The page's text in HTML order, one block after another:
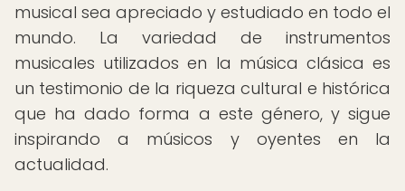
musical sea apreciado y estudiado en todo el
mundo. La variedad de instrumentos
musicales utilizados en la música clásica es
un testimonio de la riqueza cultural e histórica
que ha dado forma a este género, y sigue
inspirando a músicos y oyentes en la
actualidad.